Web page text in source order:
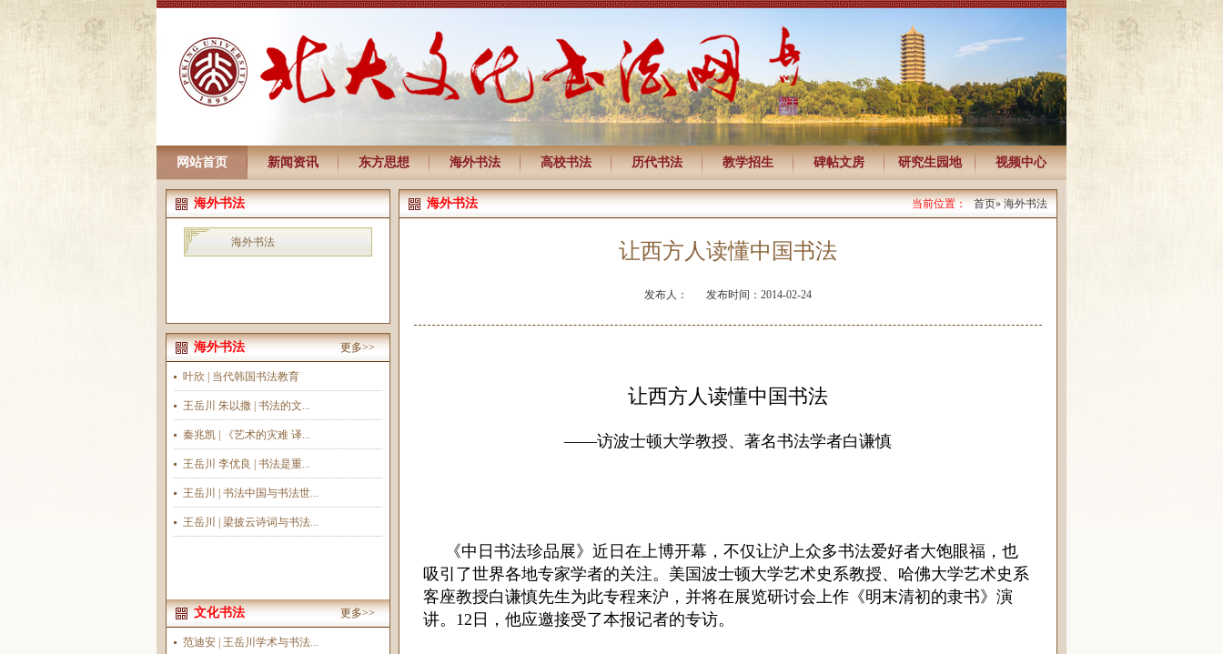
网站首页 新闻资讯 东方思想 海外书法 高校书法 历代书法 教学招生 碑帖文房 研究生园地 视频中心
海外书法
海外书法
海外书法 更多>>
叶欣 | 当代韩国书法教育
王岳川 朱以撒 | 书法的文...
秦兆凯 | 《艺术的灾难 译...
王岳川 李优良 | 书法是重...
王岳川 | 书法中国与书法世...
王岳川 | 梁披云诗词与书法...
文化书法 更多>>
范迪安 | 王岳川学术与书法...
海外书法 当前位置： 首页» 海外书法
让西方人读懂中国书法
发布人： 发布时间：2014-02-24
让西方人读懂中国书法
——访波士顿大学教授、著名书法学者白谦慎
《中日书法珍品展》近日在上博开幕，不仅让沪上众多书法爱好者大饱眼福，也
吸引了世界各地专家学者的关注。美国波士顿大学艺术史系教授、哈佛大学艺术史系
客座教授白谦慎先生为此专程来沪，并将在展览研讨会上作《明末清初的隶书》演
讲。 12 日，他应邀接受了本报记者的专访。